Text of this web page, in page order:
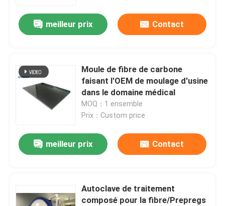
À la maison
meilleur prix Contact
Moule de fibre de carbone
faisant l'OEM de moulage d'usine
dans le domaine médical
MOQ：1 ensemble
Prix：Custom price
meilleur prix Contact
Autoclave de traitement
composé pour la fibre/Prepregs